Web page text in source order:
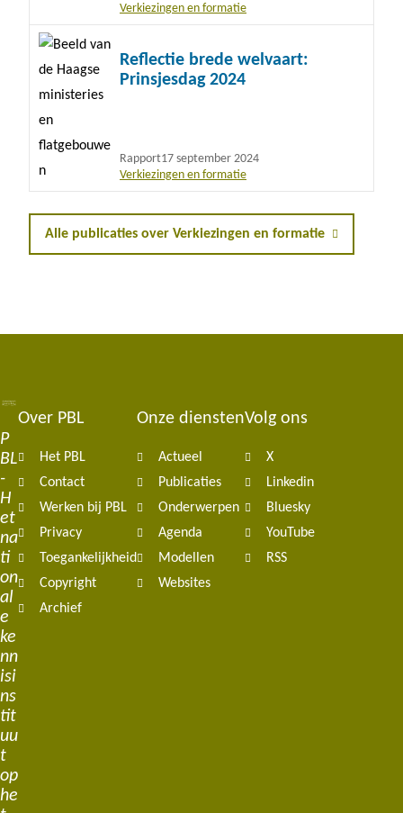
Verkiezingen en formatie
Reflectie brede welvaart:
Prinsjesdag 2024
Rapport17 september 2024
Verkiezingen en formatie
Lees
meer
Alle publicaties over Verkiezingen en formatie
P
BL
-
H
et
na
ti
on
al
e
ke
nn
isi
ns
tit
uu
t
op
he
Footer
navigation
Over PBL
Het PBL
Contact
Werken bij PBL
Privacy
Toegankelijkheid
Copyright
Archief
Onze diensten
Actueel
Publicaties
Onderwerpen
Agenda
Modellen
Websites
Volg ons
X
Linkedin
Bluesky
YouTube
RSS